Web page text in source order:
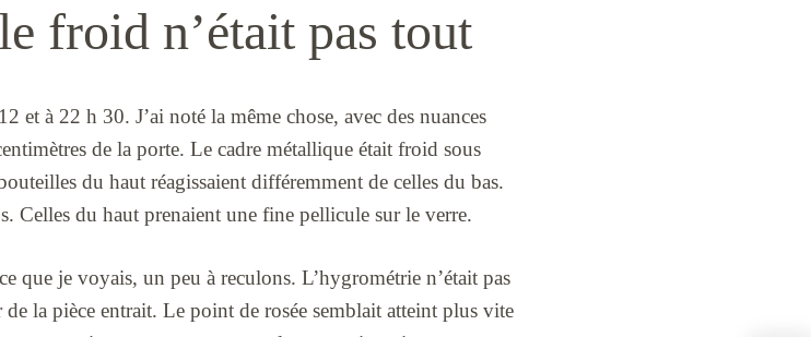
froid n’était pas tout
et à 22 h 30. J’ai noté la même chose, avec des nuances
de la porte. Le cadre métallique était froid sous
du haut réagissaient différemment de celles du bas.
Celles du haut prenaient une fine pellicule sur le verre.
que je voyais, un peu à reculons. L’hygrométrie n’était pas
la pièce entrait. Le point de rosée semblait atteint plus vite